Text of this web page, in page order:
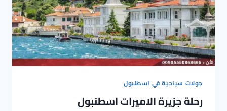
جولات سياحية في اسطنبول
رحلة جزيرة الاميرات اسطنبول